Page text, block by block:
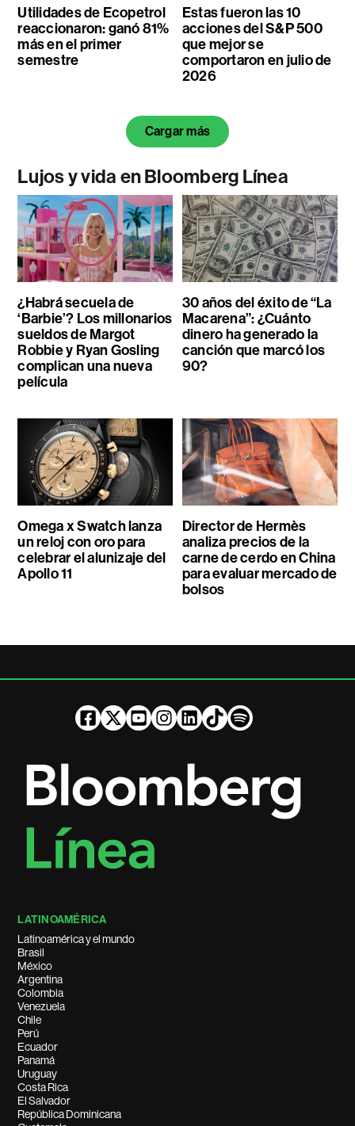
Utilidades de Ecopetrol
reaccionaron: ganó 81%
más en el primer
semestre
Estas fueron las 10
acciones del S&P 500
que mejor se
comportaron en julio de
2026
Cargar más
Lujos y vida en Bloomberg Línea
¿Habrá secuela de
‘Barbie’? Los millonarios
sueldos de Margot
Robbie y Ryan Gosling
complican una nueva
película
30 años del éxito de “La
Macarena”: ¿Cuánto
dinero ha generado la
canción que marcó los
90?
Omega x Swatch lanza
un reloj con oro para
celebrar el alunizaje del
Apollo 11
Director de Hermès
analiza precios de la
carne de cerdo en China
para evaluar mercado de
bolsos
LATINOAMÉRICA
Latinoamérica y el mundo
Brasil
México
Argentina
Colombia
Venezuela
Chile
Perú
Ecuador
Panamá
Uruguay
Costa Rica
El Salvador
República Dominicana